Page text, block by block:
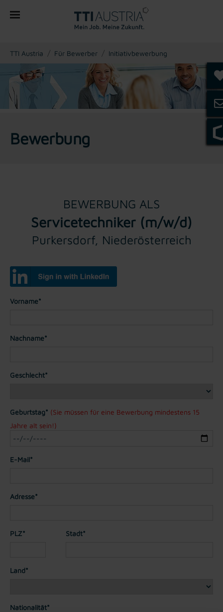
You are here:
TTI Austria Für Bewerber Initiativbewerbung
Bewerbung
BEWERBUNG ALS
Servicetechniker (m/w/d)
Purkersdorf, Niederösterreich
Vorname*
Nachname*
Geschlecht*
Geburtstag* (Sie müssen für eine Bewerbung mindestens 15
Jahre alt sein!)
E-Mail*
Adresse*
PLZ* Stadt*
Land*
Nationalität*